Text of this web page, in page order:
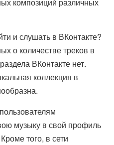
и слушать в ВКонтакте?
о количестве треков в
ВКонтакте нет.
коллекция в
музыку в свой профиль
того, в сети